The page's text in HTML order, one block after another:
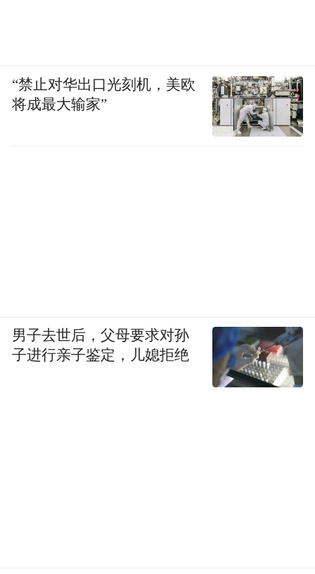
“禁止对华出口光刻机，美欧
将成最大输家”
男子去世后，父母要求对孙
子进行亲子鉴定，儿媳拒绝